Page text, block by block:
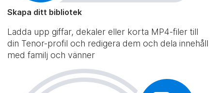
Skapa ditt bibliotek
Ladda upp giffar, dekaler eller korta MP4-filer till
din Tenor-profil och redigera dem och dela innehåll
med familj och vänner